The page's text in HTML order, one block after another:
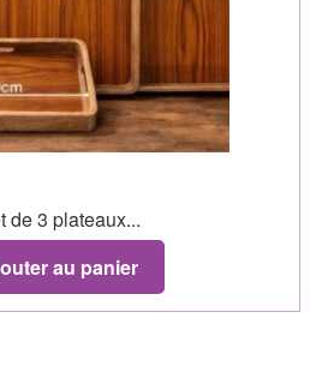
de 3 plateaux...
au panier